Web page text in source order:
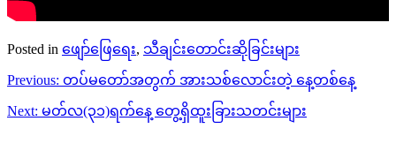
Posted in ဖျော်ဖြေရေး, သီချင်းတောင်းဆိုခြင်းများ
Post
navigation
Previous: တပ်မတော်အတွက် အားသစ်လောင်းတဲ့ နေ့တစ်နေ့
Next: မတ်လ(၃၁)ရက်နေ့ တွေ့ရှိထူးခြားသတင်းများ